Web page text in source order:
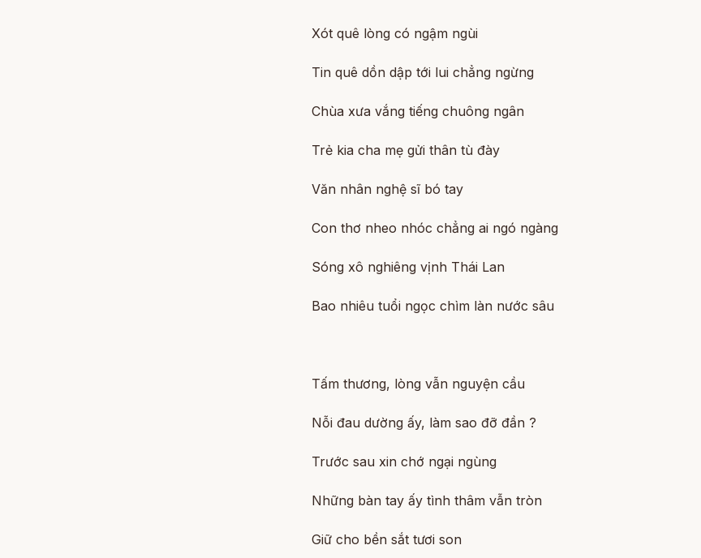
Xót quê lòng có ngậm ngùi
Tin quê dồn dập tới lui chẳng ngừng
Chùa xưa vắng tiếng chuông ngân
Trẻ kia cha mẹ gửi thân tù đày
Văn nhân nghệ sĩ bó tay
Con thơ nheo nhóc chẳng ai ngó ngàng
Sóng xô nghiêng vịnh Thái Lan
Bao nhiêu tuổi ngọc chìm làn nước sâu
Tấm thương, lòng vẫn nguyện cầu
Nỗi đau dường ấy, làm sao đỡ đần ?
Trước sau xin chớ ngại ngùng
Những bàn tay ấy tình thâm vẫn tròn
Giữ cho bền sắt tươi son